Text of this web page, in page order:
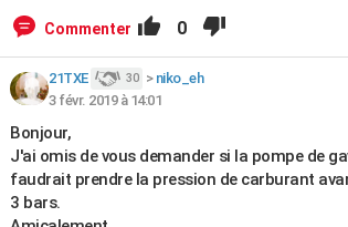
Commenter 0
21TXE 30 > niko_eh
3 févr. 2019 à 14:01
Bonjour,
J'ai omis de vous demander si la pompe de
faudrait prendre la pression de carburant
3 bars.